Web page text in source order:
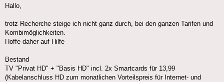
Hallo,
trotz Recherche steige ich nicht ganz durch, bei den ganzen Tarifen und
Kombimöglichkeiten.
Hoffe daher auf Hilfe
Bestand
TV "Privat HD" + "Basis HD" incl. 2x Smartcards für 13,99
(Kabelanschluss HD zum monatlichen Vorteilspreis für Internet- und